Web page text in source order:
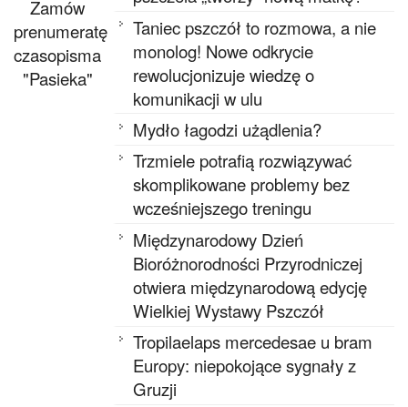
Zamów
prenumeratę
czasopisma
"Pasieka"
Taniec pszczół to rozmowa, a nie
monolog! Nowe odkrycie
rewolucjonizuje wiedzę o
komunikacji w ulu
Mydło łagodzi użądlenia?
Trzmiele potrafią rozwiązywać
skomplikowane problemy bez
wcześniejszego treningu
Międzynarodowy Dzień
Bioróżnorodności Przyrodniczej
otwiera międzynarodową edycję
Wielkiej Wystawy Pszczół
Tropilaelaps mercedesae u bram
Europy: niepokojące sygnały z
Gruzji